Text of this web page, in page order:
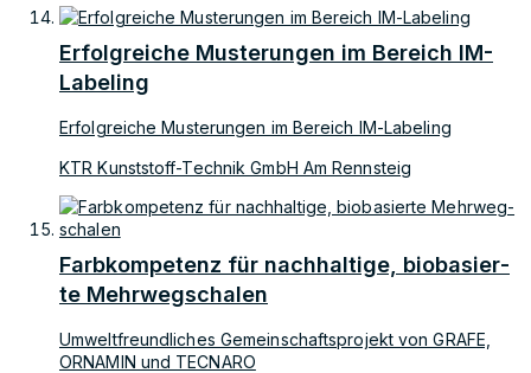
Erfolgreiche Musterungen im Bereich IM-
Labeling
Erfolgreiche Musterungen im Bereich IM-Labeling
KTR Kunststoff-Technik GmbH Am Rennsteig
Farb­kom­pe­tenz für nach­hal­ti­ge, bio­ba­sier­
te Mehr­weg­scha­len
Um­welt­freund­li­ches Ge­mein­schafts­pro­jekt von GRA­FE,
OR­NA­MIN und TEC­NA­RO